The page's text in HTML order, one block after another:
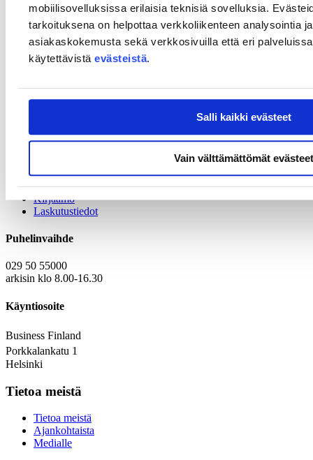
mobiilisovelluksissa erilaisia teknisiä sovelluksia.
tarkoituksena on helpottaa verkkoliikenteen analysointia
asiakaskokemusta sekä verkkosivuilla että eri
käytettävistä evästeistä.
Salli kaikki evästeet
Vain välttämättömät evästeet
Rinnankoski-TuikkaSuomen Akatemiasta.
Ennakkoilmoittautuminen vaaditaan. Ilmoittautumisen yhteydessä
pyydämme sinua esittämään kysymyksesi tai jakamaan omat
huomiosi keskusteltavasta aiheesta. Näin varmistat, että sinua
Tervetuloa mukaan!
Yhteystiedot
Kirjaamo
Laskutustiedot
Puhelinvaihde
029 50 55000
arkisin klo 8.00-16.30
Käyntiosoite
Business Finland
Porkkalankatu 1
Helsinki
Tietoa meistä
Tietoa meistä
Ajankohtaista
Medialle